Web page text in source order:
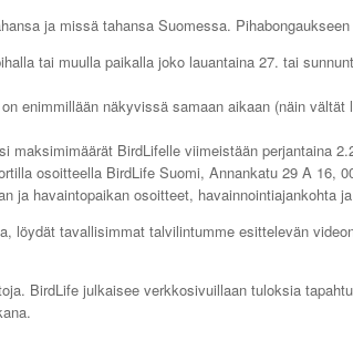
ja missä tahansa Suomessa.
tai muulla paikalla joko lauantaina 27. tai
enimmillään näkyvissä samaan aikaan (näin
maksimimäärät BirdLifelle viimeistään perjantaina
osoitteella BirdLife Suomi, Annankatu 29 A 16,
ja havaintopaikan osoitteet, havainnointiajankohta
löydät tavallisimmat talvilintumme esittelevän
BirdLife julkaisee verkkosivuillaan tuloksia